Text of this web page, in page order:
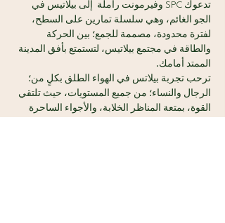
تدعوك SPC وفيرمونت راملة  إلى بيلاتيس في
الجو الغائم، وهي سلسلة تمارين على السطح،
لفترة محدودة، مصممة للجمع؛ بين الحركة
والطاقة في مجتمع بيلاتيس، لتستمتع بأفق المدينة
الممتد أمامك.
ترحب تجربة بيلاتس في الهواء الطلق بكلٍ من؛
الرجال والنساء؛ من جميع المستويات، حيث تلتقي
القوة، بمتعة المناظر الخلابة، والأجواء الساحرة